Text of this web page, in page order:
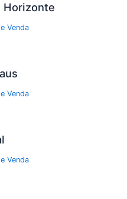
Horizonte
Venda
Venda
Venda